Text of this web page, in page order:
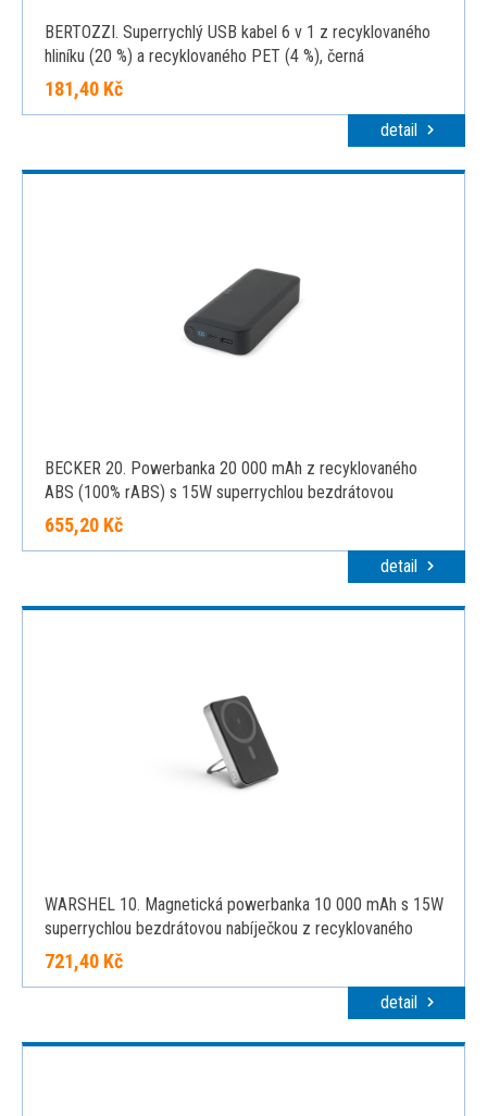
BERTOZZI. Superrychlý USB kabel 6 v 1 z recyklovaného
hliníku (20 %) a recyklovaného PET (4 %), černá
181,40 Kč
detail
BECKER 20. Powerbanka 20 000 mAh z recyklovaného
ABS (100% rABS) s 15W superrychlou bezdrátovou
nabíječkou, černá
655,20 Kč
detail
WARSHEL 10. Magnetická powerbanka 10 000 mAh s 15W
superrychlou bezdrátovou nabíječkou z recyklovaného
ABS (100% rABS) se stojánkem, tmavě šedá
721,40 Kč
detail